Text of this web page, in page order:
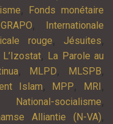
,
Fonds monétaire
GRAPO,
Internationale
rouge, Jésuites,
L’Izostat, La Parole au
, MLPD, MLSPB,
Islam, MPP, MRI ,
National-socialisme,
Alliantie (N-VA),